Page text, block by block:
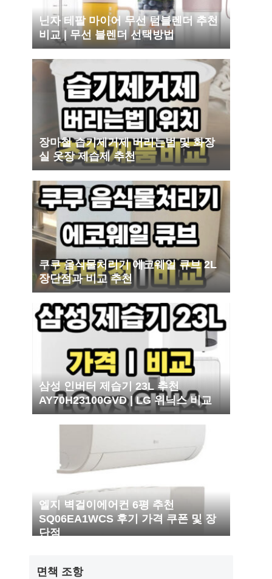
닌자 테팔 마이어 무선 텀블렌더 추천
비교 | 무선 블렌더 선택방법
장마철 습기제거제 버리는법 및 화장
실 옷장 제습제 추천
쿠쿠 음식물처리기 에코웨일 큐브 2L
장단점과 비교 추천
삼성 인버터 제습기 23L 추천
AY70H23100GVD | LG 위닉스 비교
엘지 벽걸이에어컨 6평 추천
SQ06EA1WCS 후기 가격 쿠폰 및 장
단점
면책 조항